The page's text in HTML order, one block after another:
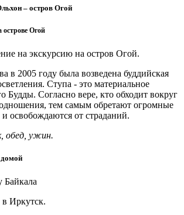
– остров Огой
на экскурсию на остров Огой.
в 2005 году была возведена буддийская
Ступа - это материальное
Будды. Согласно вере, кто обходит вокруг
тем самым обретают огромные
освобождаются от страданий.
обед, ужин.
в Иркутск.